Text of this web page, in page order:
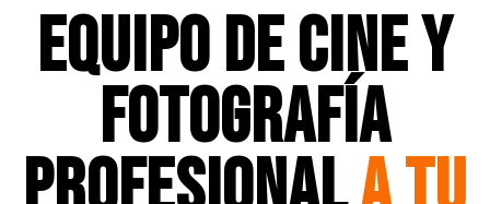
EQUIPO DE CINE Y
FOTOGRAFÍA